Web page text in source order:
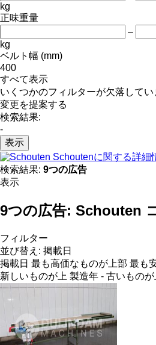
kg
正味重量
–
kg
ベルト幅 (mm)
400
すべて表示
いくつかのフィルターが欠落してい
変更を提案する
検索結果:
-
表示
Schoutenに関する詳細
検索結果: 9つの広告
表示
9つの広告: Schouten
フィルター
並び替え : 掲載日
掲載日 最も高価なものが上部 最も
新しいものが上 製造年 - 古いものが